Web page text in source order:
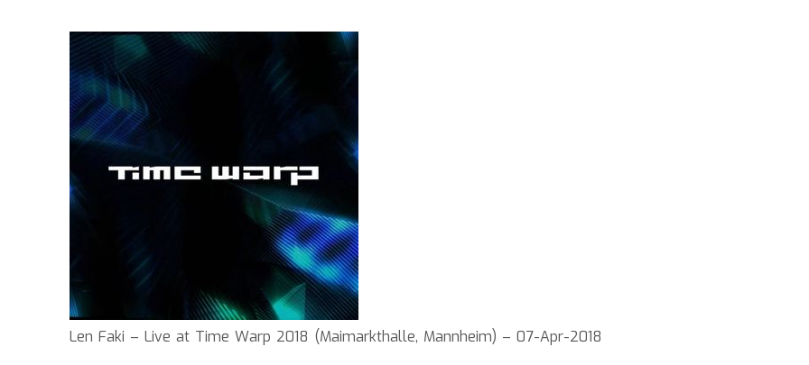
Len Faki – Live at Time Warp 2018 (Maimarkthalle, Mannheim) – 07-Apr-2018